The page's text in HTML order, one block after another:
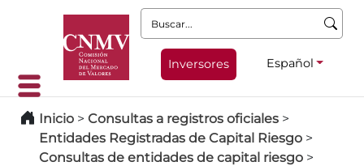
Buscar:
Inversores Español
Inicio > Consultas a registros oficiales >
Entidades Registradas de Capital Riesgo >
Consultas de entidades de capital riesgo >